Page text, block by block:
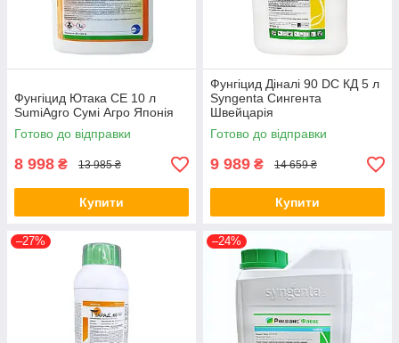
Фунгіцид Ютака СЕ 10 л
SumiAgro Сумі Агро Японія
Готово до відправки
8 998 ₴ 13 985 ₴
Купити
Фунгіцид Діналі 90 DC КД 5 л
Syngenta Сингента
Швейцарія
Готово до відправки
9 989 ₴ 14 659 ₴
Купити
–27% –24%